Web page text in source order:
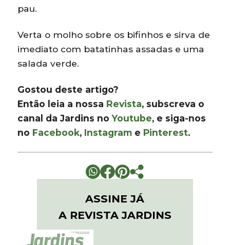
pau.
Verta o molho sobre os bifinhos e sirva de
imediato com batatinhas assadas e uma
salada verde.
Gostou deste artigo?
Então leia a nossa Revista, subscreva o
canal da Jardins noYoutube, e siga-nos
no Facebook, Instagram e Pinterest.
ASSINE JÁ
A REVISTA JARDINS